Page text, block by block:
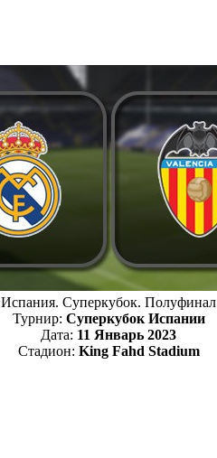
Испания. Суперкубок. Полуфинал
Турнир: Суперкубок Испании
Дата: 11 Январь 2023
Стадион: King Fahd Stadium